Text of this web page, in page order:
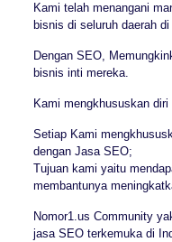
Kami telah menangani
bisnis di seluruh daerah
Dengan SEO,
bisnis inti mereka.
Kami mengkhususkan
Setiap Kami
dengan Jasa SEO;
Tujuan kami yaitu
membantunya
Nomor1.us Community
jasa SEO terkemuka di